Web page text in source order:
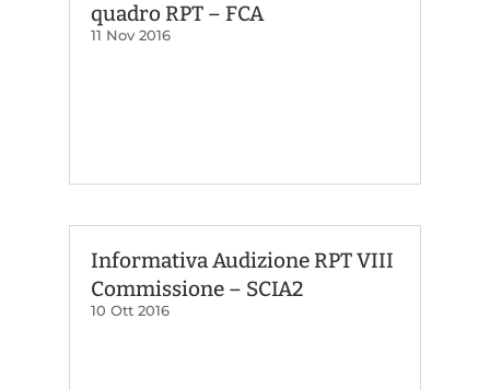
quadro RPT – FCA
11 Nov 2016
Informativa Audizione RPT VIII
Commissione – SCIA2
10 Ott 2016